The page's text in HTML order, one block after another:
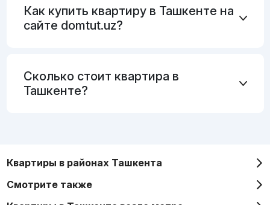
Как купить квартиру в Ташкенте на
сайте domtut.uz?
Сколько стоит квартира в
Ташкенте?
Квартиры в районах Ташкента
Смотрите также